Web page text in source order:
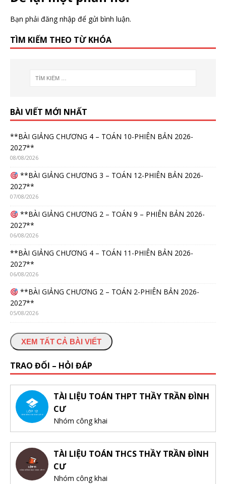
Bạn phải đăng nhập để gửi bình luận.
TÌM KIẾM THEO TỪ KHÓA
BÀI VIẾT MỚI NHẤT
**BÀI GIẢNG CHƯƠNG 4 – TOÁN 10-PHIÊN BẢN 2026-
2027**
08/08/2026
**BÀI GIẢNG CHƯƠNG 3 – TOÁN 12-PHIÊN BẢN 2026-
2027**
07/08/2026
**BÀI GIẢNG CHƯƠNG 2 – TOÁN 9 – PHIÊN BẢN 2026-
2027**
06/08/2026
**BÀI GIẢNG CHƯƠNG 4 – TOÁN 11-PHIÊN BẢN 2026-
2027**
06/08/2026
**BÀI GIẢNG CHƯƠNG 2 – TOÁN 2-PHIÊN BẢN 2026-
2027**
05/08/2026
XEM TẤT CẢ BÀI VIẾT
TRAO ĐỔI – HỎI ĐÁP
TÀI LIỆU TOÁN THPT THẦY TRẦN ĐÌNH
CƯ
Nhóm công khai
TÀI LIỆU TOÁN THCS THẦY TRẦN ĐÌNH
CƯ
Nhóm công khai